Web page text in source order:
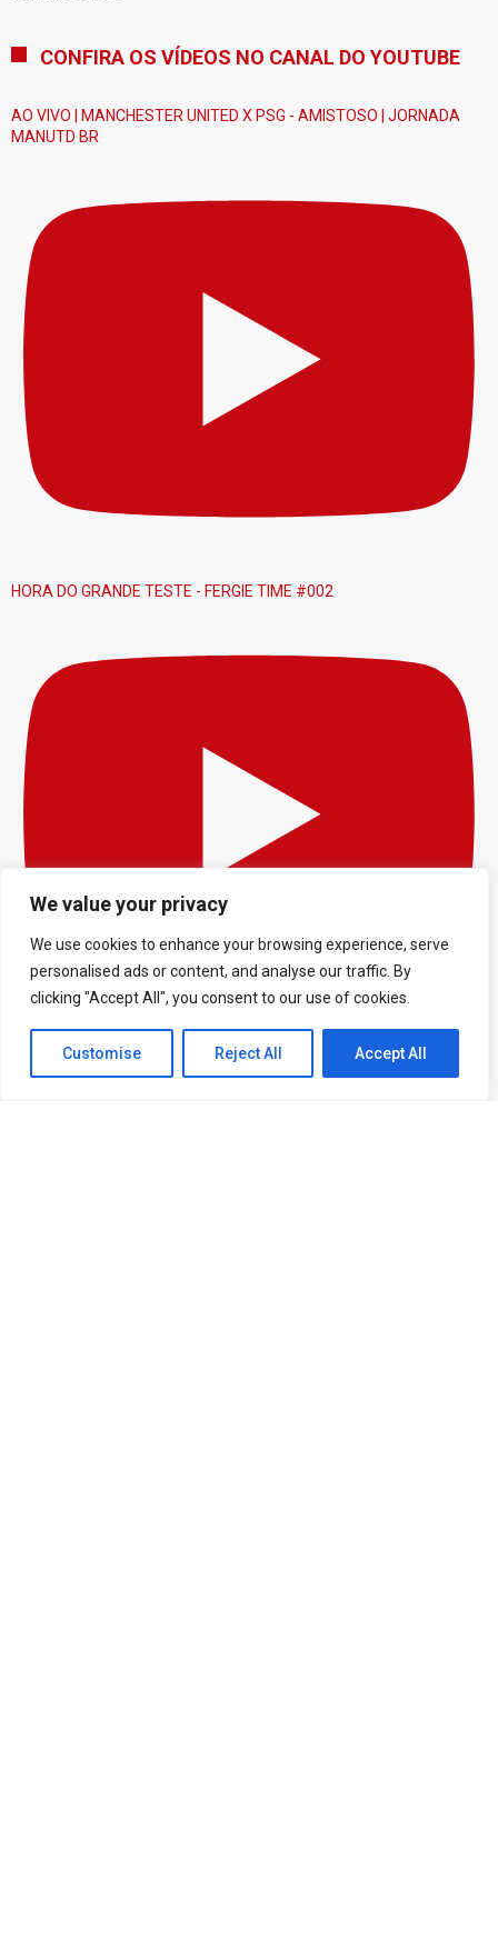
We value your privacy
We use cookies to enhance your browsing experience, serve
personalised ads or content, and analyse our traffic. By
clicking "Accept All", you consent to our use of cookies.
Customise Reject All Accept All
Fernandes, formando um trio de meio-campo
CONFIRA OS VÍDEOS NO CANAL DO YOUTUBE
AO VIVO | MANCHESTER UNITED X PSG - AMISTOSO | JORNADA
MANUTD BR
HORA DO GRANDE TESTE - FERGIE TIME #002
AO VIVO | MANCHESTER UNITED X ATLÉTICO DE MADRID -
AMISTOSO | JORNADA MANUTD BR